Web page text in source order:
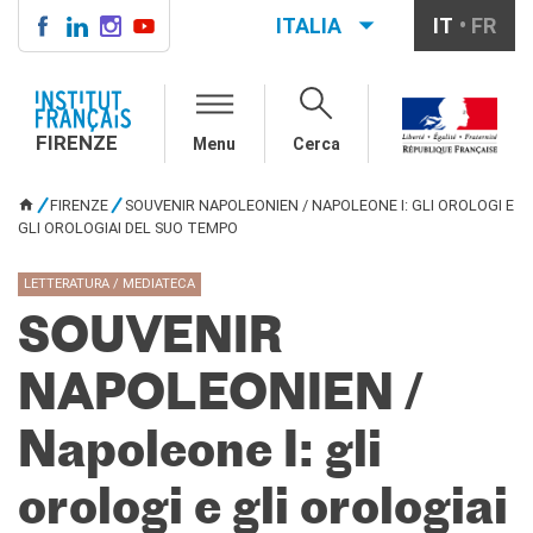
Direttore
La "Carta" dell'IFF
Demande de stage/Lavorare
con noi
Affittare i nostri spazi
Informativa privacy
AGENDA CULTURALE
originale
CORSI FRANCESE
Carta Giovani Nazionale
ITALIA IT FR
FIRENZE Menu Cerca
TU SEI QUI
FIRENZE
SOUVENIR NAPOLEONIEN / NAPOLEONE I: GLI OROLOGI E
GLI OROLOGIAI DEL SUO TEMPO
LETTERATURA / MEDIATECA
SOUVENIR
NAPOLEONIEN /
Napoleone I: gli
orologi e gli orologiai